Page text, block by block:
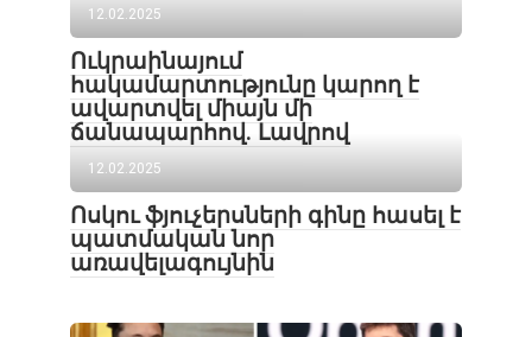
12.02.2025
Ուկրաինայում
հակամարտությունը կարող է
ավարտվել միայն մի
ճանապարհով․ Լավրով
12.02.2025
Ոսկու ֆյուչերսների գինը հասել է
պատմական նոր
առավելագույնին